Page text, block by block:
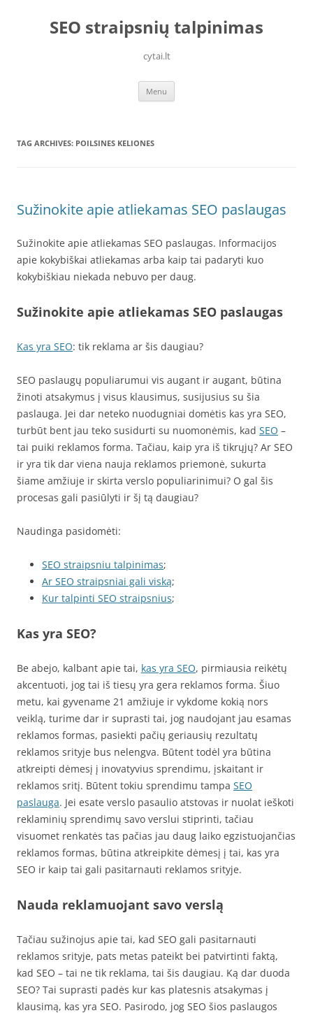
contentSEO straipsnių talpinimas
cytai.lt
Menu
TAG ARCHIVES: POILSINES KELIONES
Sužinokite apie atliekamas SEO paslaugas
Sužinokite apie atliekamas SEO paslaugas. Informacijos
apie kokybiškai atliekamas arba kaip tai padaryti kuo
kokybiškiau niekada nebuvo per daug.
Sužinokite apie atliekamas SEO paslaugas
Kas yra SEO: tik reklama ar šis daugiau?
SEO paslaugų populiarumui vis augant ir augant, būtina
žinoti atsakymus į visus klausimus, susijusius su šia
paslauga. Jei dar neteko nuodugniai domėtis kas yra SEO,
turbūt bent jau teko susidurti su nuomonėmis, kad SEO –
tai puiki reklamos forma. Tačiau, kaip yra iš tikrųjų? Ar SEO
ir yra tik dar viena nauja reklamos priemonė, sukurta
šiame amžiuje ir skirta verslo populiarinimui? O gal šis
procesas gali pasiūlyti ir šį tą daugiau?
Naudinga pasidomėti:
SEO straipsniu talpinimas;
Ar SEO straipsniai gali viską;
Kur talpinti SEO straipsnius;
Kas yra SEO?
Be abejo, kalbant apie tai, kas yra SEO, pirmiausia reikėtų
akcentuoti, jog tai iš tiesų yra gera reklamos forma. Šiuo
metu, kai gyvename 21 amžiuje ir vykdome kokią nors
veiklą, turime dar ir suprasti tai, jog naudojant jau esamas
reklamos formas, pasiekti pačių geriausių rezultatų
reklamos srityje bus nelengva. Būtent todėl yra būtina
atkreipti dėmesį į inovatyvius sprendimu, įskaitant ir
reklamos sritį. Būtent tokiu sprendimu tampa SEO
paslauga. Jei esate verslo pasaulio atstovas ir nuolat ieškoti
reklaminių sprendimų savo verslui stiprinti, tačiau
visuomet renkatės tas pačias jau daug laiko egzistuojančias
reklamos formas, būtina atkreipkite dėmesį į tai, kas yra
SEO ir kaip tai gali pasitarnauti reklamos srityje.
Nauda reklamuojant savo verslą
Tačiau sužinojus apie tai, kad SEO gali pasitarnauti
reklamos srityje, pats metas pateikt bei patvirtinti faktą,
kad SEO – tai ne tik reklama, tai šis daugiau. Ką dar duoda
SEO? Tai suprasti padės kur kas platesnis atsakymas į
klausimą, kas yra SEO. Pasirodo, jog SEO šios paslaugos